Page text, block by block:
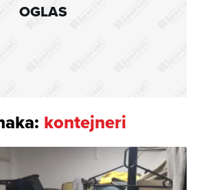
OGLAS
kontejneri